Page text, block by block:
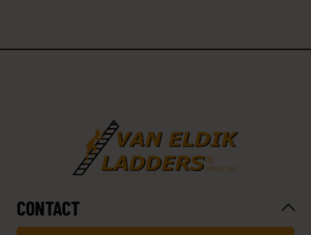
CONTACT